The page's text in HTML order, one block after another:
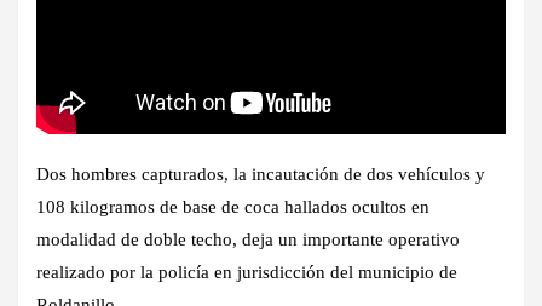
Dos hombres capturados, la incautación de dos vehículos y
108 kilogramos de base de coca hallados ocultos en
modalidad de doble techo, deja un importante operativo
realizado por la policía en jurisdicción del municipio de